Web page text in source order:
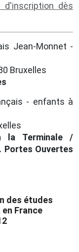
d'inscription dès
Jean-Monnet -
Bruxelles
- enfants à
la Terminale /
Portes Ouvertes
des études
France